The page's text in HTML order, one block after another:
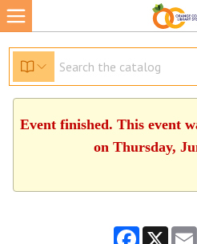
Event finished. This event
on Thursday,
Facebook
X